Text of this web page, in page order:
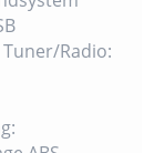
Radio: